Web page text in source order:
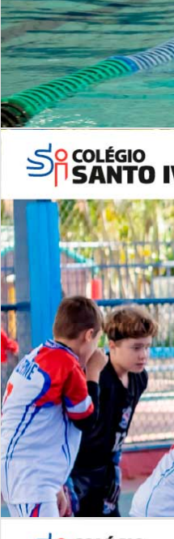
Período Integral | Saiba mais
Desafios | Saiba mais
INSTITUCIONAL
NOSSOCANAL